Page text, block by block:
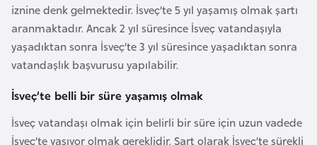
iznine denk gelmektedir. İsveç’te 5 yıl yaşamış olmak şartı
aranmaktadır. Ancak 2 yıl süresince İsveç vatandaşıyla
yaşadıktan sonra İsveç’te 3 yıl süresince yaşadıktan sonra
vatandaşlık başvurusu yapılabilir.
İsveç’te belli bir süre yaşamış olmak
İsveç vatandaşı olmak için belirli bir süre için uzun vadede
İsveç’te yaşıyor olmak gereklidir. Şart olarak İsveç’te sürekli
B
u
r
i
n
a